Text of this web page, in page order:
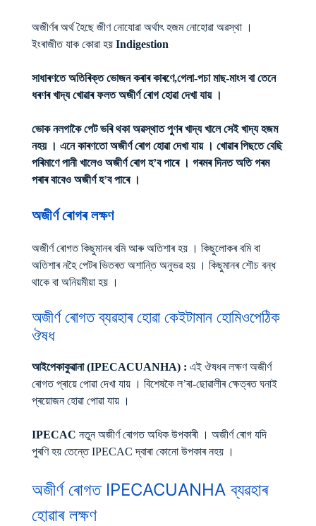
অজীৰ্ণৰ অৰ্থ হৈছে জীণ নোযোৱা অৰ্থাৎ হজম নোহোৱা অৱস্থা ।
ইংৰাজীত যাক কোৱা হয় Indigestion
সাধাৰণতে অতিৰিক্ত ভোজন কৰাৰ কাৰণে,গেলা-পচা মাছ-মাংস বা তেনে
ধৰণৰ খাদ্য খোৱাৰ ফলত অজীৰ্ণ ৰোগ হোৱা দেখা যায় ।
ভোক নলগাকৈ পেট ভৰি থকা অৱস্থাত পুণৰ খাদ্য খালে সেই খাদ্য হজম
নহয় । এনে কাৰণতো অজীৰ্ণ ৰোগ হোৱা দেখা যায় । খোৱাৰ পিছতে বেছি
পৰিমাণে পানী খালেও অজীৰ্ণ ৰোগ হ’ব পাৰে । গৰমৰ দিনত অতি গৰম
পৰাৰ বাবেও অজীৰ্ণ হ’ব পাৰে ।
অজীৰ্ণ ৰোগৰ লক্ষণ
অজীৰ্ণ ৰোগত কিছুমানৰ বমি আৰু অতিশাৰ হয় । কিছুলোকৰ বমি বা
অতিশাৰ নহৈ পেটৰ ভিতৰত অশান্তি অনুভৱ হয় । কিছুমানৰ শৌচ বন্ধ
থাকে বা অনিয়মীয়া হয় ।
অজীৰ্ণ ৰোগত ব্যৱহাৰ হোৱা কেইটামান হোমিওপেঠিক
ঔষধ
আইপেকাকুৱানা (IPECACUANHA) : এই ঔষধৰ লক্ষণ অজীৰ্ণ
ৰোগত প্ৰায়ে পোৱা দেখা যায় । বিশেষকৈ ল’ৰা-ছোৱালীৰ ক্ষেত্ৰত ঘনাই
প্ৰয়োজন হোৱা পোৱা যায় ।
IPECAC নতুন অজীৰ্ণ ৰোগত অধিক উপকাৰী । অজীৰ্ণ ৰোগ যদি
পুৰণি হয় তেন্তে IPECAC দ্বাৰা কোনো উপকাৰ নহয় ।
অজীৰ্ণ ৰোগত IPECACUANHA ব্যৱহাৰ
হোৱাৰ লক্ষণ